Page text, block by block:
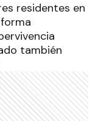
residentes en
también